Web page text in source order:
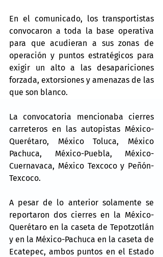
En el comunicado, los transportistas
convocaron a toda la base operativa
para que acudieran a sus zonas de
operación y puntos estratégicos para
exigir un alto a las desapariciones
forzada, extorsiones y amenazas de las
que son blanco.
La convocatoria mencionaba cierres
carreteros en las autopistas México-
Querétaro, México Toluca, México
Pachuca, México-Puebla, México-
Cuernavaca, México Texcoco y Peñón-
Texcoco.
A pesar de lo anterior solamente se
reportaron dos cierres en la México-
Querétaro en la caseta de Tepotzotlán
y en la México-Pachuca en la caseta de
Ecatepec, ambos puntos en el Estado